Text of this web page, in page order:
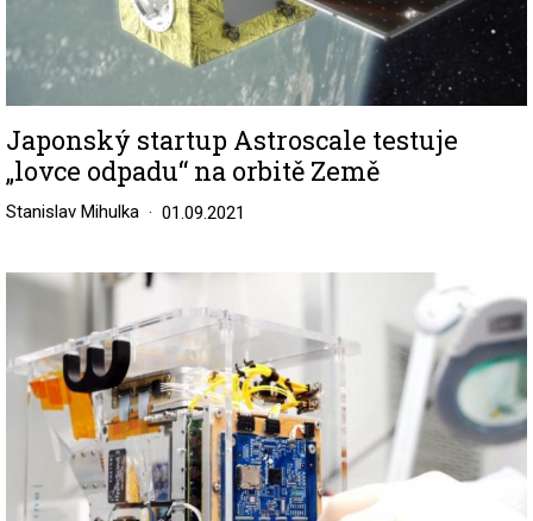
Japonský startup Astroscale testuje
„lovce odpadu“ na orbitě Země
Stanislav Mihulka 01.09.2021
Image